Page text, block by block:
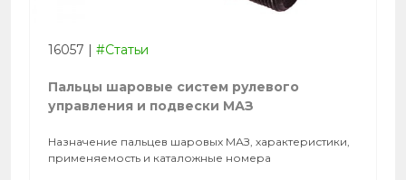
16057 | #Статьи
Пальцы шаровые систем рулевого
управления и подвески МАЗ
Назначение пальцев шаровых МАЗ, характеристики,
применяемость и каталожные номера